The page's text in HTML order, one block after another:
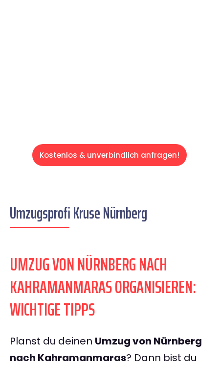
Kostenlos & unverbindlich anfragen!
Umzugsprofi Kruse Nürnberg
UMZUG VON NÜRNBERG NACH
KAHRAMANMARAS ORGANISIEREN:
WICHTIGE TIPPS
Planst du deinen Umzug von Nürnberg
nach Kahramanmaras? Dann bist du